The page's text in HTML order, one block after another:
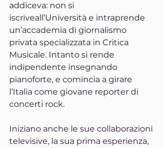
addiceva: non si
iscriveall’Università e intraprende
un’accademia di giornalismo
privata specializzata in Critica
Musicale. Intanto si rende
indipendente insegnando
pianoforte, e comincia a girare
l’Italia come giovane reporter di
concerti rock.
Iniziano anche le sue collaborazioni
televisive, la sua prima esperienza,